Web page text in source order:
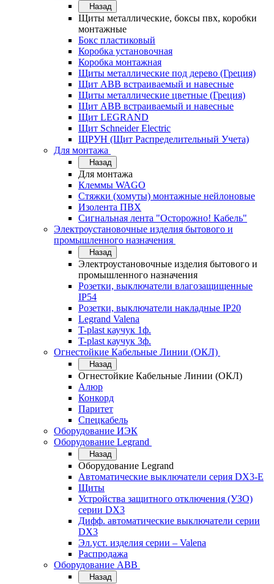
Назад
Щиты металлические, боксы пвх, коробки
монтажные
Бокс пластиковый
Коробка установочная
Коробка монтажная
Щиты металлические под дерево (Греция)
Щит ABB встраиваемый и навесные
Щиты металлические цветные (Греция)
Щит ABB встраиваемый и навесные
Щит LEGRAND
Щит Schneider Electric
ЩРУН (Щит Распределительный Учета)
Для монтажа
Назад
Для монтажа
Клеммы WAGO
Стяжки (хомуты) монтажные нейлоновые
Изолента ПВХ
Сигнальная лента "Осторожно! Кабель"
Электроустановочные изделия бытового и
промышленного назначения
Назад
Электроустановочные изделия бытового и
промышленного назначения
Розетки, выключатели влагозащищенные
IP54
Розетки, выключатели накладные IP20
Legrand Valena
T-plast каучук 1ф.
T-plast каучук 3ф.
Огнестойкие Кабельные Линии (ОКЛ)
Назад
Огнестойкие Кабельные Линии (ОКЛ)
Алюр
Конкорд
Паритет
Спецкабель
Оборудование ИЭК
Оборудование Legrand
Назад
Оборудование Legrand
Автоматические выключатели серия DX3-E
Щиты
Устройства защитного отключения (УЗО)
серии DX3
Дифф. автоматические выключатели серии
DX3
Эл.уст. изделия серии – Valena
Распродажа
Оборудование АВВ
Назад